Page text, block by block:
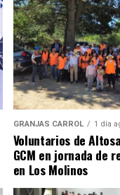
GRANJAS CARROL 1 día
Voluntarios de
GCM en jornada de
en Los Molinos